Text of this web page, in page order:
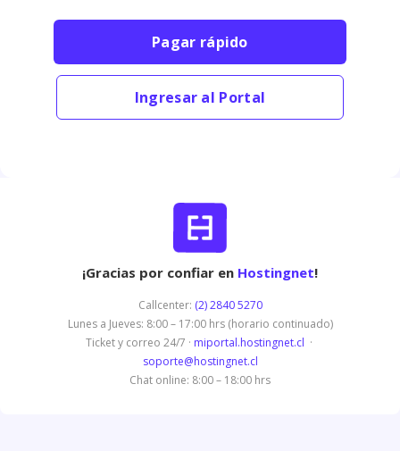
Pagar rápido
Ingresar al Portal
¡Gracias por confiar en Hostingnet!
Callcenter: (2) 2840 5270
Lunes a Jueves: 8:00 – 17:00 hrs (horario continuado)
Ticket y correo 24/7 · miportal.hostingnet.cl ·
soporte@hostingnet.cl
Chat online: 8:00 – 18:00 hrs